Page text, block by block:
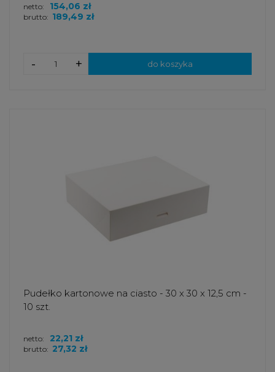
brutto: 189,49 zł
netto: 154,06 zł
+
- do koszyka
Pudełko kartonowe na ciasto - 30 x 30 x 12,5 cm -
10 szt.
brutto: 27,32 zł
netto: 22,21 zł